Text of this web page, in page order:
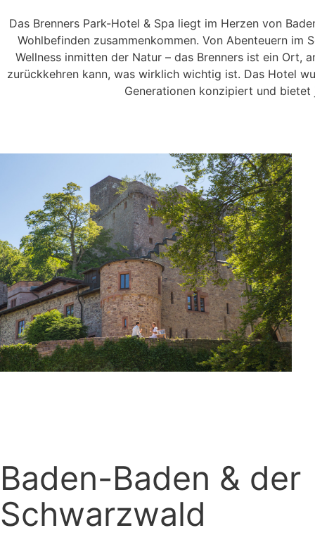
Das Brenners Park-Hotel & Spa liegt im Herzen von
Wohlbefinden zusammenkommen. Von Abenteuern im
Wellness inmitten der Natur – das Brenners ist ein Ort,
zurückkehren kann, was wirklich wichtig ist. Das Hotel
Generationen konzipiert und bietet
Baden-Baden & der
Schwarzwald